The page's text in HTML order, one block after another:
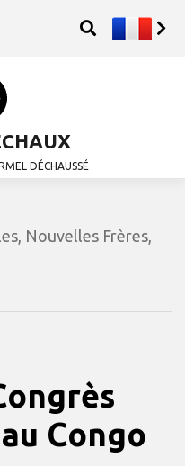
DÉCHAUSSÉ
Nouvelles Frères
Congo